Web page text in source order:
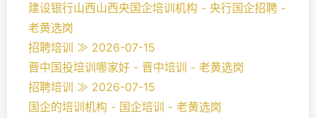
建设银行山西山西央国企培训机构 - 央行国企招聘 -
老黄选岗
招聘培训 ≫ 2026-07-15
晋中国投培训哪家好 - 晋中培训 - 老黄选岗
招聘培训 ≫ 2026-07-15
国企的培训机构 - 国企培训 - 老黄选岗